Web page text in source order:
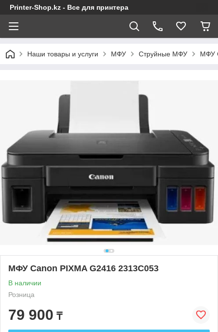
Printer-Shop.kz - Все для принтера
Наши товары и услуги МФУ Струйные МФУ МФУ
МФУ Canon PIXMA G2416 2313C053
В наличии
Розница
79 900 ₸